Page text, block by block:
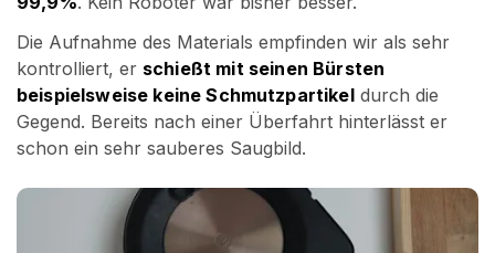
Die Aufnahme des Materials empfinden wir als sehr
kontrolliert, er schießt mit seinen Bürsten
beispielsweise keine Schmutzpartikeldurch die
Gegend. Bereits nach einer Überfahrt hinterlässt er
schon ein sehr sauberes Saugbild.